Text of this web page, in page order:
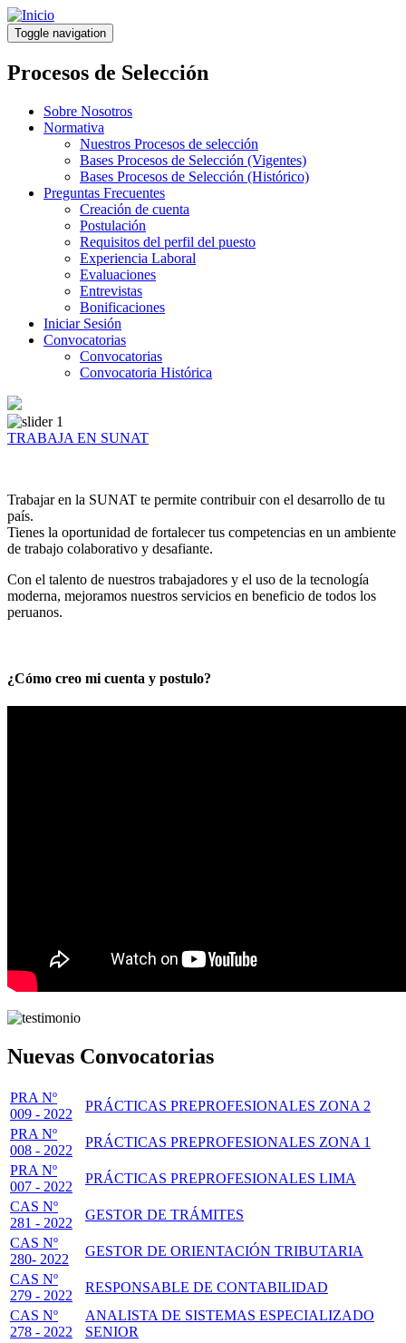
Pasar
al
contenido
principal
Toggle navigation
Procesos de Selección
Sobre Nosotros
Normativa
Nuestros Procesos de selección
Bases Procesos de Selección (Vigentes)
Bases Procesos de Selección (Histórico)
Preguntas Frecuentes
Creación de cuenta
Postulación
Requisitos del perfil del puesto
Experiencia Laboral
Evaluaciones
Entrevistas
Bonificaciones
Iniciar Sesión
Convocatorias
Convocatorias
Convocatoria Histórica
TRABAJA EN SUNAT
Trabajar en la SUNAT te permite contribuir con el desarrollo de tu
país.
Tienes la oportunidad de fortalecer tus competencias en un ambiente
de trabajo colaborativo y desafiante.
Con el talento de nuestros trabajadores y el uso de la tecnología
moderna, mejoramos nuestros servicios en beneficio de todos los
peruanos.
¿Cómo creo mi cuenta y postulo?
Nuevas Convocatorias
PRA Nº
009 - 2022
PRÁCTICAS PREPROFESIONALES ZONA 2
PRA Nº
008 - 2022
PRÁCTICAS PREPROFESIONALES ZONA 1
PRA Nº
007 - 2022
PRÁCTICAS PREPROFESIONALES LIMA
CAS Nº
281 - 2022
GESTOR DE TRÁMITES
CAS Nº
280- 2022
GESTOR DE ORIENTACIÓN TRIBUTARIA
CAS Nº
279 - 2022
RESPONSABLE DE CONTABILIDAD
CAS Nº
278 - 2022
ANALISTA DE SISTEMAS ESPECIALIZADO
SENIOR